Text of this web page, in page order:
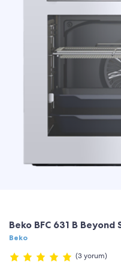
Beko BFC 631 B Beyond
Beko
(3 yorum)